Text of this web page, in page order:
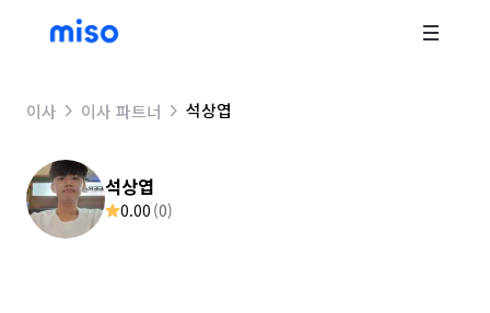
이사 이사 파트너 석상엽
석상엽
0.00 (0)